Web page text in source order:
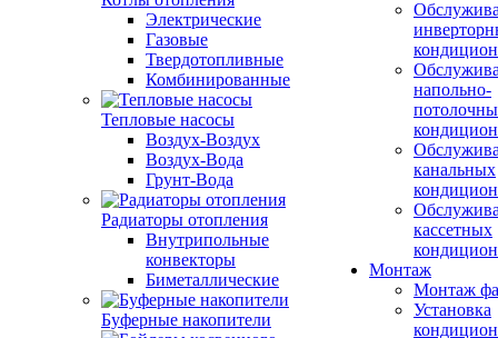
Электрические
Газовые
Твердотопливные
Комбинированные
Тепловые насосы
Воздух-Воздух
Воздух-Вода
Грунт-Вода
Радиаторы отопления
Внутрипольные
конвекторы
Биметаллические
Буферные накопители
напольно-
канальных
кассетных
Монтаж
Монтаж
Установка